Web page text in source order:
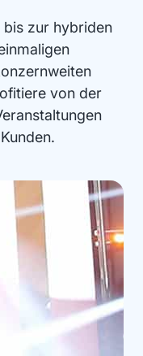
zur hybriden
von der